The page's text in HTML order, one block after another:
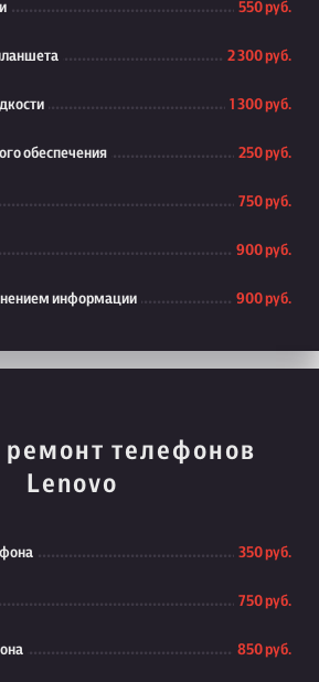
550 руб.
2 300 руб.
1 300 руб.
обеспечения 250 руб.
750 руб.
900 руб.
информации 900 руб.
телефонов
Lenovo
350 руб.
750 руб.
850 руб.